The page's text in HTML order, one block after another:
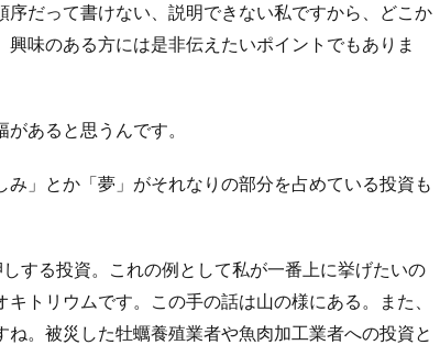
序だって書けない、説明できない私ですから、どこか
味のある方には是非伝えたいポイントでもありま
あると思うんです。
」とか「夢」がそれなりの部分を占めている投資も
する投資。これの例として私が一番上に挙げたいの
トリウムです。この手の話は山の様にある。また、
。被災した牡蠣養殖業者や魚肉加工業者への投資と